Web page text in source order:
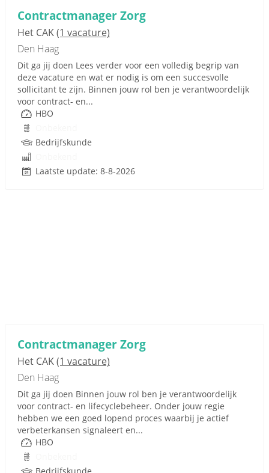
Contractmanager Zorg
Het CAK(1 vacature)
Den Haag
Dit ga jij doen Lees verder voor een volledig begrip van
deze vacature en wat er nodig is om een succesvolle
sollicitant te zijn. Binnen jouw rol ben je verantwoordelijk
voor contract- en...
HBO
Bedrijfskunde
Laatste update: 8-8-2026
Contractmanager Zorg
Het CAK(1 vacature)
Den Haag
Dit ga jij doen Binnen jouw rol ben je verantwoordelijk
voor contract- en lifecyclebeheer. Onder jouw regie
hebben we een goed lopend proces waarbij je actief
verbeterkansen signaleert en...
HBO
Bedrijfskunde